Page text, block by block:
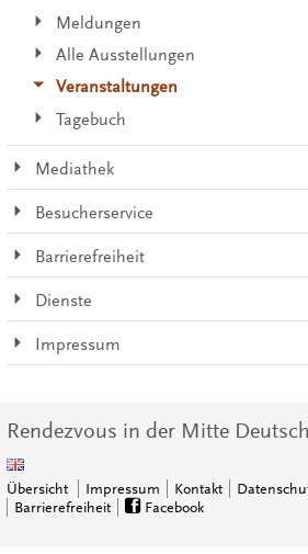
Meldungen
Alle Ausstellungen
Veranstaltungen
Tagebuch
Mediathek
Besucherservice
Barrierefreiheit
Dienste
Impressum
Rendezvous in der Mitte
Übersicht Impressum Kontakt
Barrierefreiheit
Facebook